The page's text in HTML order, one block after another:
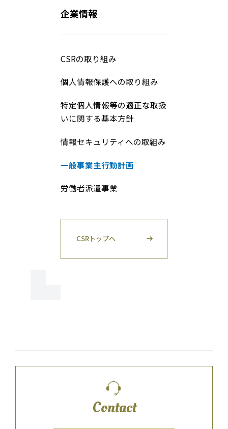
企業情報
CSRの取り組み
個人情報保護への取り組み
特定個人情報等の適正な取扱
いに関する基本方針
情報セキュリティへの取組み
一般事業主行動計画
労働者派遣事業
CSRトップへ
Contact